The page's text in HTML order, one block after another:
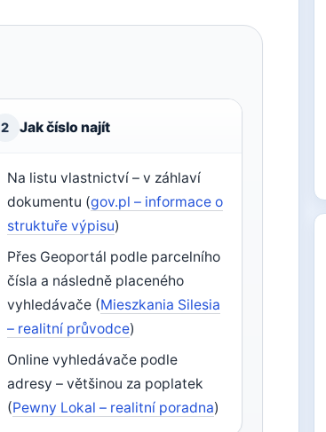
2 Jak číslo najít
Na listu vlastnictví – v záhlaví
dokumentu (gov.pl – informace o
struktuře výpisu)
Přes Geoportál podle parcelního
čísla a následně placeného
vyhledávače (Mieszkania Silesia
– realitní průvodce)
Online vyhledávače podle
adresy – většinou za poplatek
(Pewny Lokal – realitní poradna)